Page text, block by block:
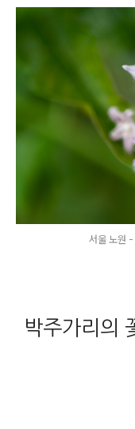
서울 노원
박주가리의